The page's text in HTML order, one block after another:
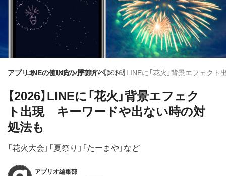
動
アプリオLINEの使い方LINEの小ワザ季節イベント【2026】LINEに「花火」背景エフェ
【2026】LINEに「花火」背景エフェク
ト出現 キーワードや出ない時の対
処法も
「花火大会」「夏祭り」「たーまや」など
アプリオ編集部